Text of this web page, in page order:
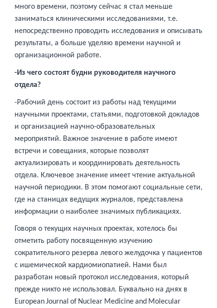
много времени, поэтому сейчас я стал меньше
заниматься клиническими исследованиями, т.е.
непосредственно проводить исследования и описывать
результаты, а больше уделяю времени научной и
организационной работе.
-Из чего состоят будни руководителя научного
отдела?
-Рабочий день состоит из работы над текущими
научными проектами, статьями, подготовкой докладов
и организацией научно-образовательных
мероприятий. Важное значение в работе имеют
встречи и совещания, которые позволят
актуализировать и координировать деятельность
отдела. Ключевое значение имеет чтение актуальной
научной периодики. В этом помогают социальные сети,
где на станицах ведущих журналов, представлена
информации о наиболее значимых публикациях.
Говоря о текущих научных проектах, хотелось бы
отметить работу посвященную изучению
сократительного резерва левого желудочка у пациентов
с ишемической кардиомиопатией. Нами был
разработан новый протокол исследования, который
прежде никто не использовал. Буквально на днях в
EuropeanJournal of Nuclear Medicineand Molecular